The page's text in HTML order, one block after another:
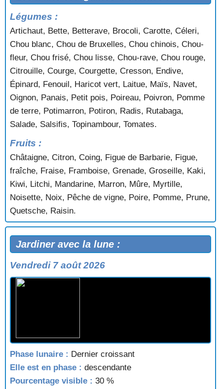
Légumes :
Artichaut, Bette, Betterave, Brocoli, Carotte, Céleri,
Chou blanc, Chou de Bruxelles, Chou chinois, Chou-
fleur, Chou frisé, Chou lisse, Chou-rave, Chou rouge,
Citrouille, Courge, Courgette, Cresson, Endive,
Épinard, Fenouil, Haricot vert, Laitue, Maïs, Navet,
Oignon, Panais, Petit pois, Poireau, Poivron, Pomme
de terre, Potimarron, Potiron, Radis, Rutabaga,
Salade, Salsifis, Topinambour, Tomates.
Fruits :
Châtaigne, Citron, Coing, Figue de Barbarie, Figue,
fraîche, Fraise, Framboise, Grenade, Groseille, Kaki,
Kiwi, Litchi, Mandarine, Marron, Mûre, Myrtille,
Noisette, Noix, Pêche de vigne, Poire, Pomme, Prune,
Quetsche, Raisin.
Jardiner avec la lune :
Vendredi 7 août 2026
Phase lunaire : Dernier croissant
Elle est en phase : descendante
Pourcentage visible : 30 %